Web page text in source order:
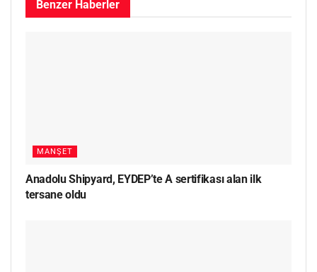
Benzer Haberler
MANŞET
Anadolu Shipyard, EYDEP’te A sertifikası alan ilk
tersane oldu